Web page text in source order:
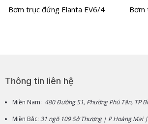
Bơm trục đứng Elanta EV6/4
Bơm
Thông tin liên hệ
Miền Nam: 480 Đường 51, Phường Phú Tân, TP
Miền Bắc: 31 ngõ 109 Sở Thượng | P Hoàng Mai